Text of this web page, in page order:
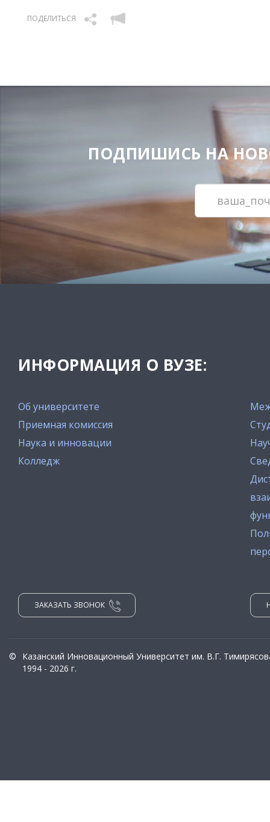
ПОДЕЛИТЬСЯ
ПОДПИШИСЬ НА
ИНФОРМАЦИЯ О ВУЗЕ:
Об университете
Приемная комиссия
Наука и инновации
Колледж
ЗАКАЗАТЬ ЗВОНОК
©
Казанский Инновационный Университет им. В.Г.
1994 - 2026 г.